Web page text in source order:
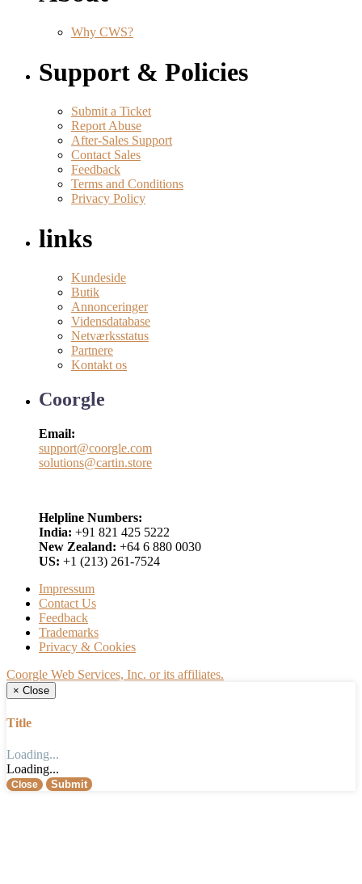
Why CWS?
Support & Policies
Submit a Ticket
Report Abuse
After-Sales Support
Contact Sales
Feedback
Terms and Conditions
Privacy Policy
links
Kundeside
Butik
Annonceringer
Vidensdatabase
Netværksstatus
Partnere
Kontakt os
Coorgle
Email:
support@coorgle.com
solutions@cartin.store
Helpline Numbers:
India: +91 821 425 5222
New Zealand: +64 6 880 0030
US: +1 (213) 261-7524
Impressum
Contact Us
Feedback
Trademarks
Privacy & Cookies
Coorgle Web Services, Inc. or its affiliates.
× Close
Title
Loading...
Loading...
Close Submit